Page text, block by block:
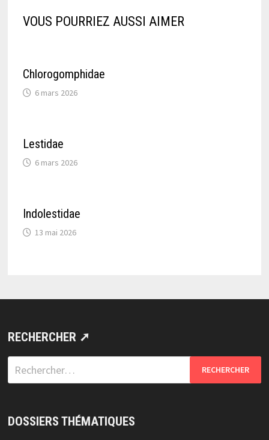
VOUS POURRIEZ AUSSI AIMER
Chlorogomphidae
6 mars 2026
Lestidae
6 mars 2026
Indolestidae
13 mai 2026
RECHERCHER ➚
Rechercher :
DOSSIERS THÉMATIQUES